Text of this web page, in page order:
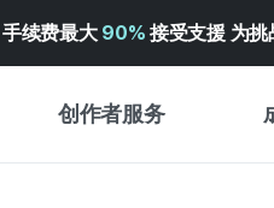
手续费最大 90% 接受支援 为
创作者服务